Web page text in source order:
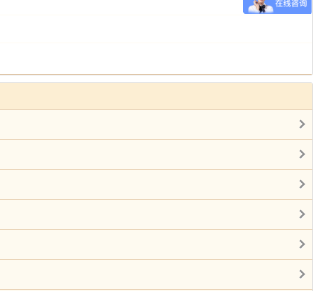
一人。(嘉靖中，革良酝、掌醢二署署丞。万历中，